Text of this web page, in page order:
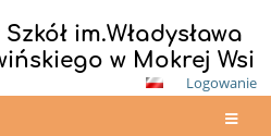
im.Władysława
w Mokrej Wsi
Logowanie